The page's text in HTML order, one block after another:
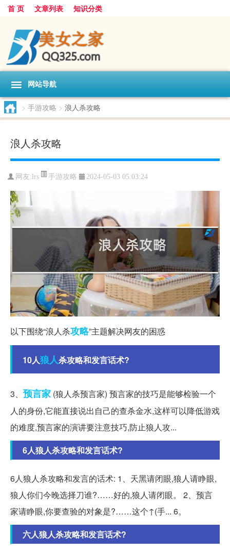
首 页 文章列表 知识分类
网站导航
> 手游攻略 > 浪人杀攻略
浪人杀攻略
网友:lrs 手游攻略 2024-05-03 05:03:24
以下围绕“浪人杀攻略”主题解决网友的困惑
10人狼人杀攻略和发言话术?
3、 预言家 (狼人杀预言家) 预言家的技巧是能够检验一个
人的身份,它能直接说出自己的查杀金水,这样可以降低游戏
的难度,预言家的演讲要注意技巧,防止狼人攻...
6人狼人杀攻略和发言话术?
6人狼人杀攻略和发言的话术: 1、天黑请闭眼,狼人请睁眼,
狼人你们今晚选择刀谁?……好的,狼人请闭眼。 2、预言
家请睁眼,你要查验的对象是?……这个↑(手... 6。
六人狼人杀攻略和发言话术?